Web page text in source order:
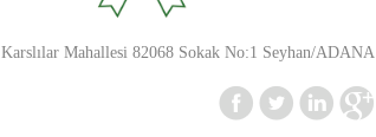
Karslılar Mahallesi 82068 Sokak No:1 Seyhan/ADANA